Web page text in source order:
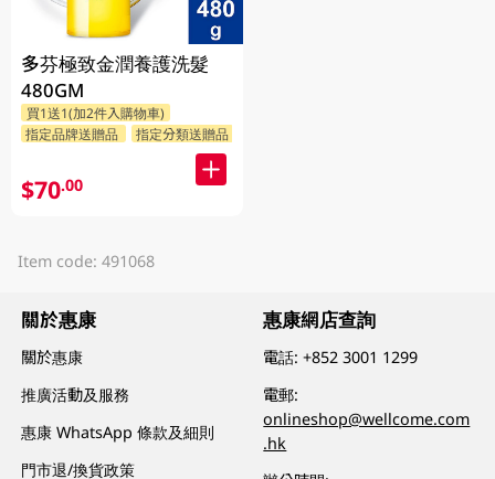
多芬極致金潤養護洗髮
480GM
買1送1(加2件入購物車)
指定品牌送贈品
指定分類送贈品
$70.00
Item code: 491068
關於惠康
關於惠康
推廣活動及服務
惠康 WhatsApp 條款及細則
門市退/換貨政策
惠康網店查詢
電話:+852 3001 1299
電郵:
onlineshop@wellcome.com
.hk